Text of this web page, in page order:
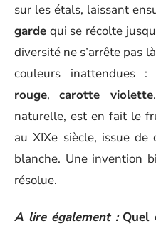
sur les étals, laissant
garde qui se récolte
diversité ne s’arrête pas
couleurs inattendues :
rouge,carotte violette
naturelle, est en fait le
au XIXe siècle, issue
blanche. Une invention
résolue.
A lire également : Quel